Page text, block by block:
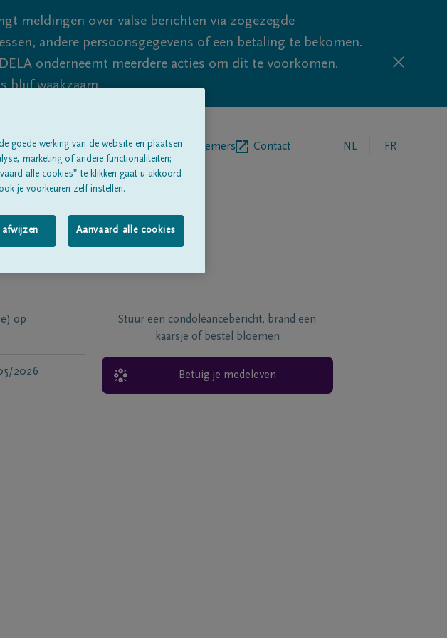
meldingen over valse berichten via zogezegde
andere persoonsgegevens of een betaling te bekomen.
onderneemt meerdere acties om dit te voorkomen.
blijf waakzaam.
rouwberichtenOver onsBegrafenisondernemers Contact NL FR
op
2026
Stuur een condoléancebericht, brand een
kaarsje of bestel bloemen
Betuig je medeleven
goede werking van de website en plaatsen
marketing of andere functionaliteiten;
alle cookies” te klikken gaat u akkoord
je voorkeuren zelf instellen.
Aanvaard alle cookies